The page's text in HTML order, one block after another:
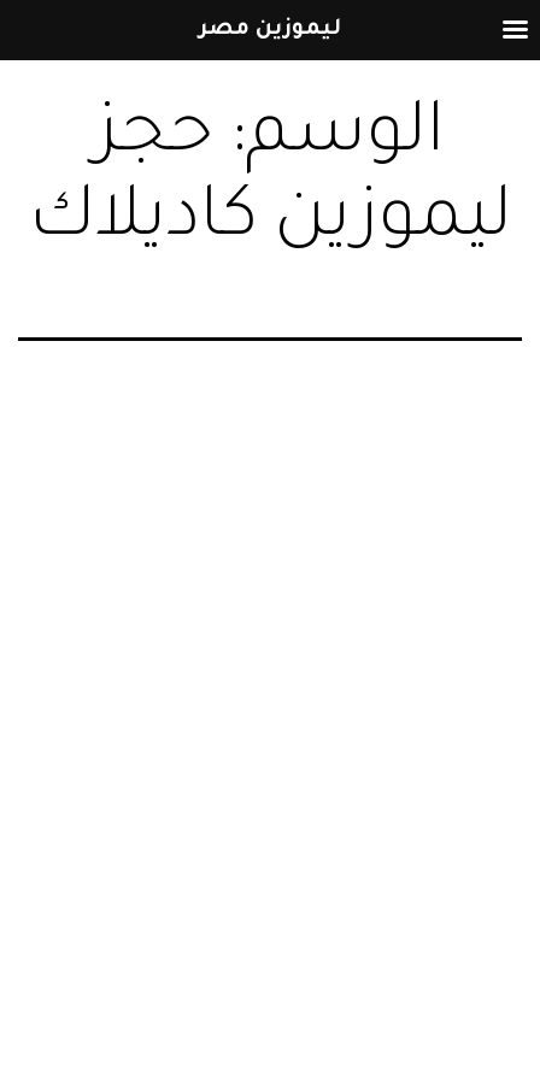
إلى
المحتوىالوسم: حجز
ليموزين كاديلاك
ليموزين مصر